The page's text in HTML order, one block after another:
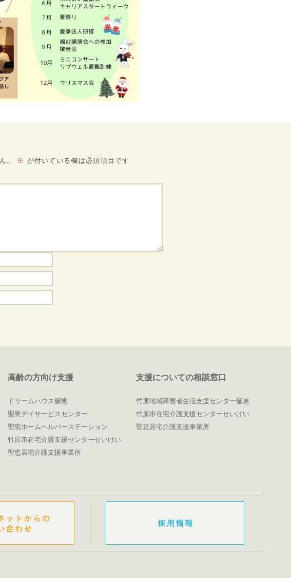
。 ※ が付いている欄は必須項目です
高齢の方向け支援
ドリームハウス聖恵
聖恵デイサービスセンター
聖恵ホームヘルパーステーション
竹原市在宅介護支援センターせいけい
聖恵居宅介護支援事業所
支援についての相談窓口
竹原地域障害者生活支援センター聖恵
竹原市在宅介護支援センターせいけい
聖恵居宅介護支援事業所